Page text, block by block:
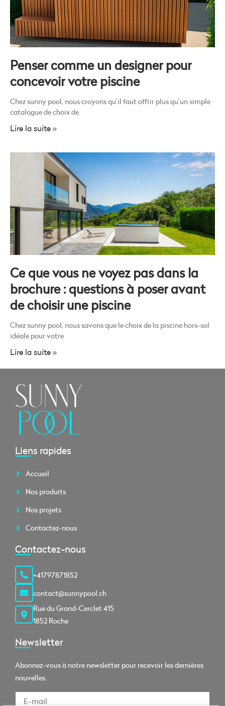
Penser comme un designer pour
concevoir votre piscine
Chez sunny pool, nous croyons qu’il faut offrir plus qu’un simple
catalogue de choix de
Lire la suite »
Ce que vous ne voyez pas dans la
brochure : questions à poser avant
de choisir une piscine
Chez sunny pool, nous savons que le choix de la piscine hors-sol
idéale pour votre
Lire la suite »
Liens rapides
Accueil
Nos produits
Nos projets
Contactez-nous
Contactez-nous
+41797871852
contact@sunnypool.ch
Rue du Grand-Cerclet 415
1852 Roche
Newsletter
Abonnez-vous à notre newsletter pour recevoir les dernières
nouvelles.